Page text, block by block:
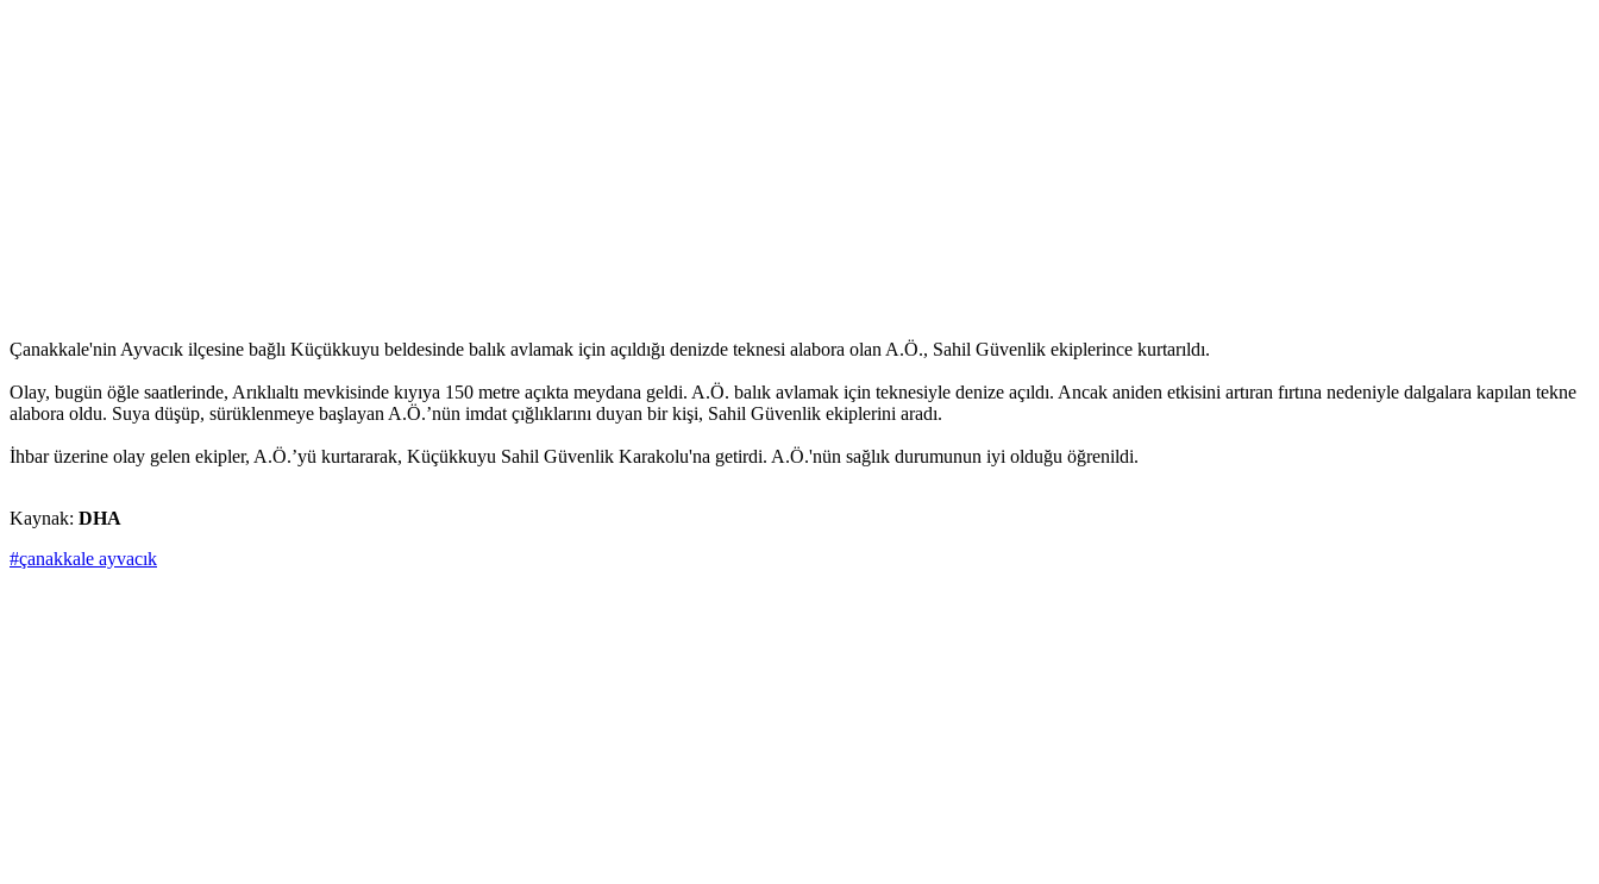
Çanakkale'nin Ayvacık ilçesine bağlı Küçükkuyu beldesinde balık avlamak için açıldığı denizde teknesi alabora olan A.Ö., Sahil Güvenlik ekiplerince kurtarıldı.
Olay, bugün öğle saatlerinde, Arıklıaltı mevkisinde kıyıya 150 metre açıkta meydana geldi. A.Ö. balık avlamak için teknesiyle denize açıldı. Ancak aniden etkisini artıran fırtına nedeniyle dalgalara kapılan tekne
alabora oldu. Suya düşüp, sürüklenmeye başlayan A.Ö.’nün imdat çığlıklarını duyan bir kişi, Sahil Güvenlik ekiplerini aradı.
İhbar üzerine olay gelen ekipler, A.Ö.’yü kurtararak, Küçükkuyu Sahil Güvenlik Karakolu'na getirdi. A.Ö.'nün sağlık durumunun iyi olduğu öğrenildi.
Kaynak: DHA
#çanakkale ayvacık